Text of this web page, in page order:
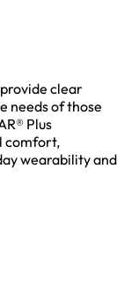
clear
needs of those
Plus
comfort,
wearability and